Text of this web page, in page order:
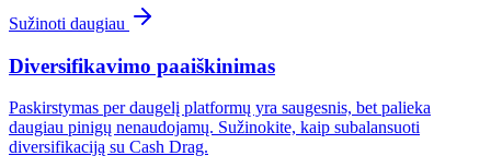
Sužinoti daugiau
Diversifikavimo paaiškinimas
Paskirstymas per daugelį platformų yra saugesnis, bet palieka
daugiau pinigų nenaudojamų. Sužinokite, kaip subalansuoti
diversifikaciją su Cash Drag.